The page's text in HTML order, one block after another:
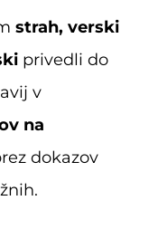
strah, verski
privedli do
v
na
dokazov